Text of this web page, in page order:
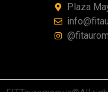
Plaza
FITTauromaquia©All